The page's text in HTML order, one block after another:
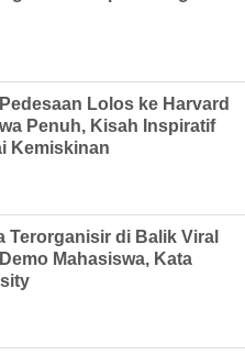
Lolos ke Harvard
Penuh, Kisah Inspiratif
Kemiskinan
Terorganisir di Balik Viral
Mahasiswa, Kata